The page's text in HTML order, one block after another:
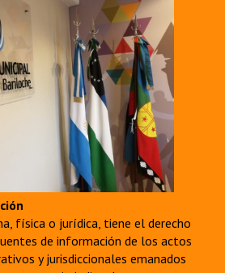
física o jurídica, tiene el derecho
de información de los actos
y jurisdiccionales emanados